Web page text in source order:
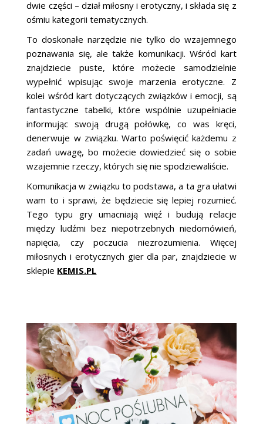
dwie części – dział miłosny i erotyczny, i składa się z
ośmiu kategorii tematycznych.
To doskonałe narzędzie nie tylko do wzajemnego
poznawania się, ale także komunikacji. Wśród kart
znajdziecie puste, które możecie samodzielnie
wypełnić wpisując swoje marzenia erotyczne. Z
kolei wśród kart dotyczących związków i emocji, są
fantastyczne tabelki, które wspólnie uzupełniacie
informując swoją drugą połówkę, co was kręci,
denerwuje w związku. Warto poświęcić każdemu z
zadań uwagę, bo możecie dowiedzieć się o sobie
wzajemnie rzeczy, których się nie spodziewaliście.
Komunikacja w związku to podstawa, a ta gra ułatwi
wam to i sprawi, że będziecie się lepiej rozumieć.
Tego typu gry umacniają więź i budują relacje
między ludźmi bez niepotrzebnych niedomówień,
napięcia, czy poczucia niezrozumienia. Więcej
miłosnych i erotycznych gier dla par, znajdziecie w
sklepie KEMIS.PL